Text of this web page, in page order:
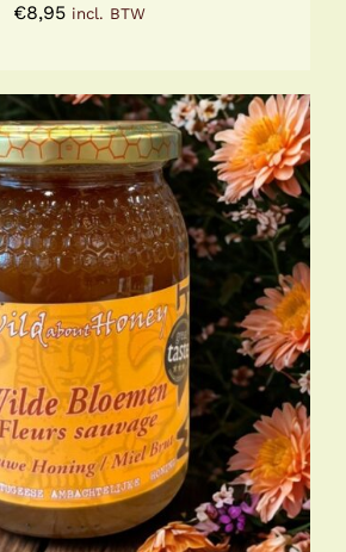
€8,95 incl. BTW
AAN WINKELWAGEN
/
DETAILS